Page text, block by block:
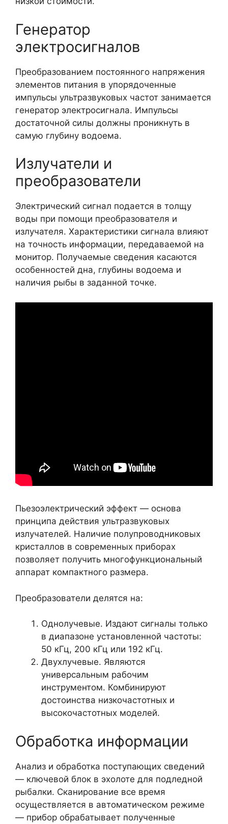
Генератор
электросигналов
Преобразованием постоянного напряжения
элементов питания в упорядоченные
импульсы ультразвуковых частот занимается
генератор электросигнала. Импульсы
достаточной силы должны проникнуть в
самую глубину водоема.
Излучатели и
преобразователи
Электрический сигнал подается в толщу
воды при помощи преобразователя и
излучателя. Характеристики сигнала влияют
на точность информации, передаваемой на
монитор. Получаемые сведения касаются
особенностей дна, глубины водоема и
наличия рыбы в заданной точке.
Пьезоэлектрический эффект — основа
принципа действия ультразвуковых
излучателей. Наличие полупроводниковых
кристаллов в современных приборах
позволяет получить многофункциональный
аппарат компактного размера.
Преобразователи делятся на:
Однолучевые. Издают сигналы только
в диапазоне установленной частоты:
50 кГц, 200 кГц или 192 кГц.
Двухлучевые. Являются
универсальным рабочим
инструментом. Комбинируют
достоинства низкочастотных и
высокочастотных моделей.
Обработка информации
Анализ и обработка поступающих сведений
— ключевой блок в эхолоте для подледной
рыбалки. Сканирование все время
осуществляется в автоматическом режиме
— прибор обрабатывает полученные